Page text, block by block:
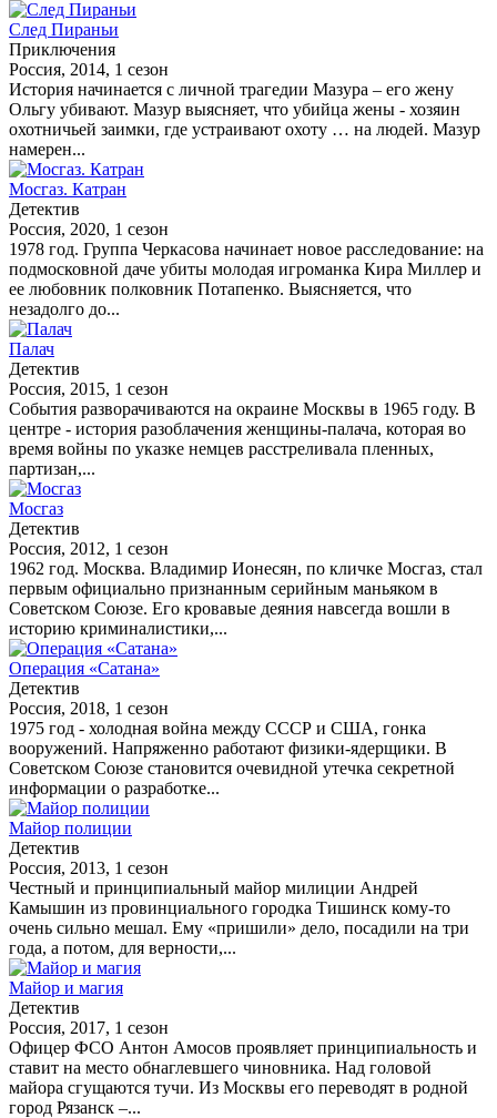
След Пираньи
Приключения
Россия, 2014, 1 сезон
История начинается с личной трагедии Мазура – его жену
Ольгу убивают. Мазур выясняет, что убийца жены - хозяин
охотничьей заимки, где устраивают охоту … на людей. Мазур
намерен...
Мосгаз. Катран
Детектив
Россия, 2020, 1 сезон
1978 год. Группа Черкасова начинает новое расследование: на
подмосковной даче убиты молодая игроманка Кира Миллер и
ее любовник полковник Потапенко. Выясняется, что
незадолго до...
Палач
Детектив
Россия, 2015, 1 сезон
События разворачиваются на окраине Москвы в 1965 году. В
центре - история разоблачения женщины-палача, которая во
время войны по указке немцев расстреливала пленных,
партизан,...
Мосгаз
Детектив
Россия, 2012, 1 сезон
1962 год. Москва. Владимир Ионесян, по кличке Мосгаз, стал
первым официально признанным серийным маньяком в
Советском Союзе. Его кровавые деяния навсегда вошли в
историю криминалистики,...
Операция «Сатана»
Детектив
Россия, 2018, 1 сезон
1975 год - холодная война между СССР и США, гонка
вооружений. Напряженно работают физики-ядерщики. В
Советском Союзе становится очевидной утечка секретной
информации о разработке...
Майор полиции
Детектив
Россия, 2013, 1 сезон
Честный и принципиальный майор милиции Андрей
Камышин из провинциального городка Тишинск кому-то
очень сильно мешал. Ему «пришили» дело, посадили на три
года, а потом, для верности,...
Майор и магия
Детектив
Россия, 2017, 1 сезон
Офицер ФСО Антон Амосов проявляет принципиальность и
ставит на место обнаглевшего чиновника. Над головой
майора сгущаются тучи. Из Москвы его переводят в родной
город Рязанск –...